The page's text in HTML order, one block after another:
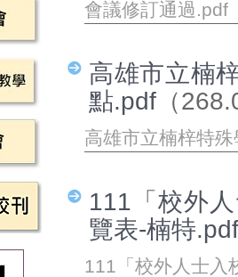
會議修訂通過.pdf
高雄市立楠
點.pdf （
高雄市立楠梓特
111「校外
覽表-楠特.pdf
111「校外人士入